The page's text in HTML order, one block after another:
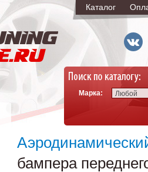
Каталог
Марка: Любой
бампера